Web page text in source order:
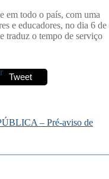
em todo o país, com uma
e educadores, no dia 6 de
traduz o tempo de serviço
Tweet
– Pré-aviso de